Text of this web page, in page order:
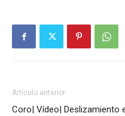
Artículo anterior
Coro| Vídeo| Deslizamiento